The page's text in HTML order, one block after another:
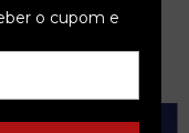
o cupom e
R$110,49
deR$36,83 sem juros